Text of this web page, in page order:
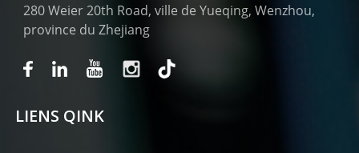
280 Weier 20th Road, ville de Yueqing, Wenzhou,
province du Zhejiang
LIENS QINK